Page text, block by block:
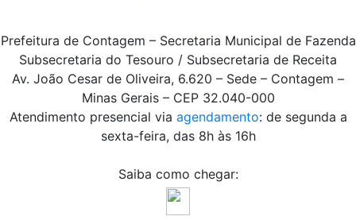
Prefeitura de Contagem – Secretaria Municipal de Fazenda
Subsecretaria do Tesouro / Subsecretaria de Receita
Av. João Cesar de Oliveira, 6.620 – Sede – Contagem –
Minas Gerais – CEP 32.040-000
Atendimento presencial via agendamento: de segunda a
sexta-feira, das 8h às 16h
Saiba como chegar: